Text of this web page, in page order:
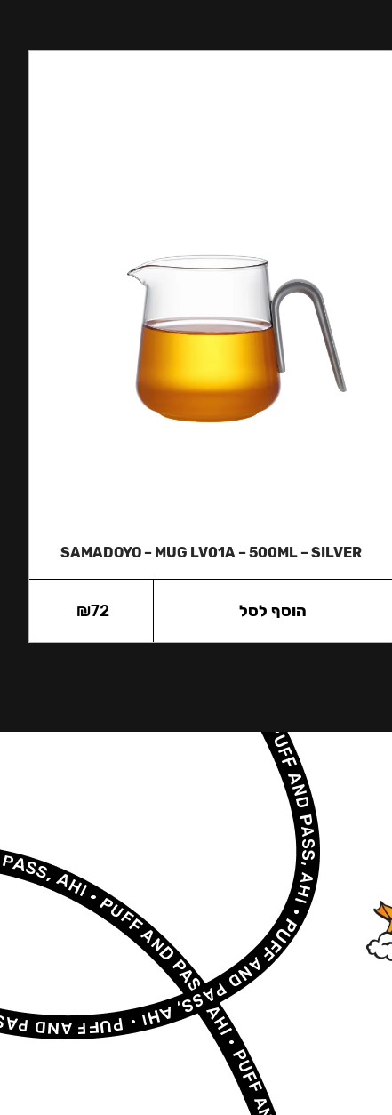
SAMADOYO – MUG LV01A – 500ML – SILVER
₪72 הוסף לסל